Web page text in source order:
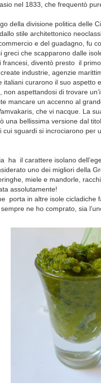
nel 1833, che frequentò
della divisione politica
stile architettonico
e del guadagno, fu
greci che scapparono dalle
francesi, diventò presto il
industrie, agenzie
italiani curarono il suo aspetto
non aspettandosi di trovare
mancare un accenno al
che vi nacque. La
una bellissima versione dal
cui sguardi si incrociarono per
ha il carattere isolano
uno dei migliori della
miele e mandorle,
assolutamente!
porta in altre isole cicladiche
ne ho comprato, sia